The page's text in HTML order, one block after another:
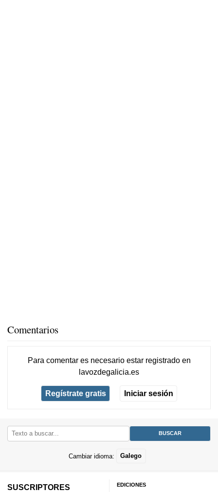
Comentarios
Para comentar es necesario estar registradoen
lavozdegalicia.es
Regístrate gratis Iniciar sesión
Cambiar idioma: Galego
SUSCRIPTORES
EDICIONES